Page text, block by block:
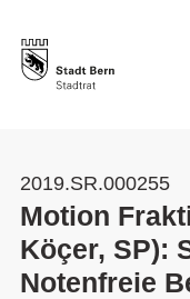
2019.SR.000255
Motion
Köçer, SP):
Notenfreie